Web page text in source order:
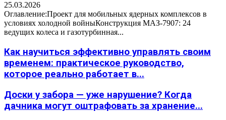
25.03.2026
Оглавление:Проект для мобильных ядерных комплексов в
условиях холодной войныКонструкция МАЗ-7907: 24
ведущих колеса и газотурбинная...
Как научиться эффективно управлять своим
временем: практическое руководство,
которое реально работает в...
Доски у забора — уже нарушение? Когда
дачника могут оштрафовать за хранение...